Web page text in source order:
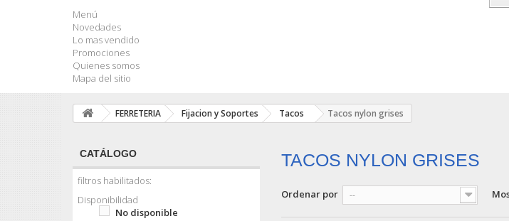
Menú
Novedades
Lo mas vendido
Promociones
Quienes somos
Mapa del sitio
FERRETERIA Fijacion y Soportes Tacos Tacos nylon grises
CATÁLOGO
filtros habilitados:
Disponibilidad
No disponible
TACOS NYLON GRISES
Ordenar por --